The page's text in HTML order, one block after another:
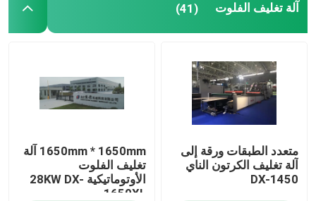
آلة تغليف فيلم السكين الساخن
تغليف الكرتون
آلة تغليف الفلوت (41)
متعدد الطبقات ورقة إلى
آلة تغليف الكرتون الناي
DX-1450
1650mm * 1650mm آلة
تغليف الفلوت
الأوتوماتيكية 28KW DX-
1650XL